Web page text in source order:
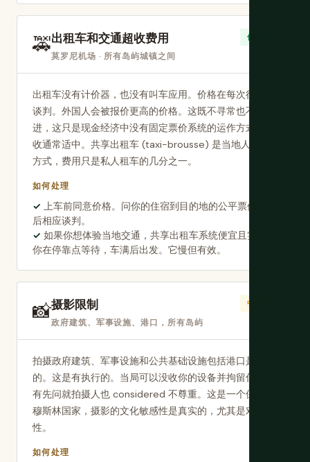
🚕出租车和交通超收费用
莫罗尼机场 · 所有岛屿城镇之间
低风险
出租车没有计价器，也没有叫车应用。价格在每次行程前
谈判。外国人会被报价更高的价格。这既不寻常也不激
进，这只是现金经济中没有固定票价系统的运作方式。超
收通常适中。共享出租车 (taxi-brousse) 是当地人出行
方式，费用只是私人租车的几分之一。
如何处理
上车前同意价格。问你的住宿到目的地的公平票价，然
后相应谈判。
如果你想体验当地交通，共享出租车系统便宜且实用。
你在停靠点等待，车满后出发。它慢但有效。
📸摄影限制
政府建筑、军事设施、港口，所有岛屿
中风险
拍摄政府建筑、军事设施和公共基础设施包括港口是非法
的。这是有执行的。当局可以没收你的设备并拘留你。没
有先问就拍摄人也 considered 不尊重。这是一个保守的
穆斯林国家，摄影的文化敏感性是真实的，尤其是对女
性。
如何处理